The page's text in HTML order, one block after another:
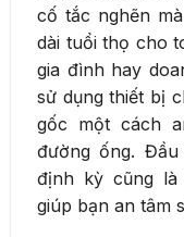
cố tắc nghẽn
dài tuổi thọ cho
gia đình hay
sử dụng thiết bị
gốc một cách
đường ống.
định kỳ cũng
giúp bạn an tâm